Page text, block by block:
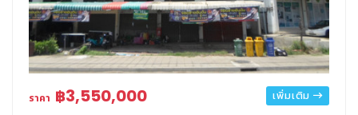
ราคา ฿3,550,000 เพิ่มเติม